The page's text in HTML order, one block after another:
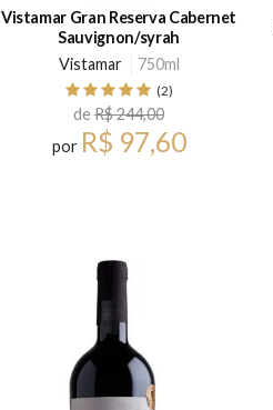
Vistamar Gran Reserva Cabernet
Sauvignon/syrah
Vistamar
750ml
(2)
deR$ 244,00
por R$ 97,60